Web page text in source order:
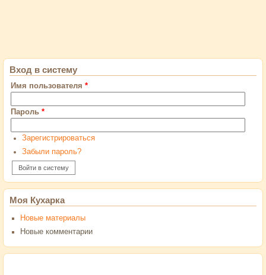
Вход в систему
Имя пользователя *
Пароль *
Зарегистрироваться
Забыли пароль?
Моя Кухарка
Новые материалы
Новые комментарии